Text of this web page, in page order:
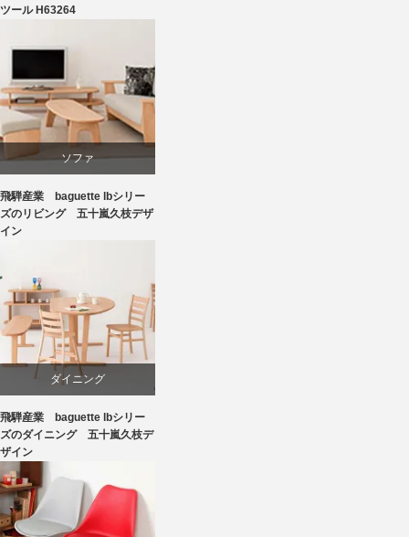
ツール H63264
ソファ
ビーチ
飛騨高山
飛騨産業 baguette lbシリー
ズのリビング 五十嵐久枝デザ
イン
ダイニング
ビーチ
国産
椅子
飛騨産業 baguette lbシリー
ズのダイニング 五十嵐久枝デ
ザイン